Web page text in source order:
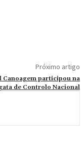
Próximo artigo
Canoagem participou na
de Controlo Nacional